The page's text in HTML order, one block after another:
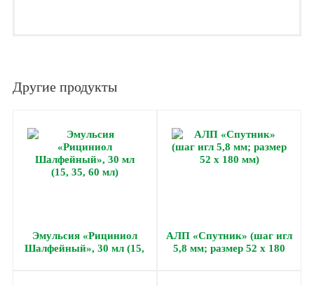
Другие продукты
Эмульсия «Рициниол
Шалфейный», 30 мл (15,
АЛП «Спутник» (шаг игл
5,8 мм; размер 52 х 180